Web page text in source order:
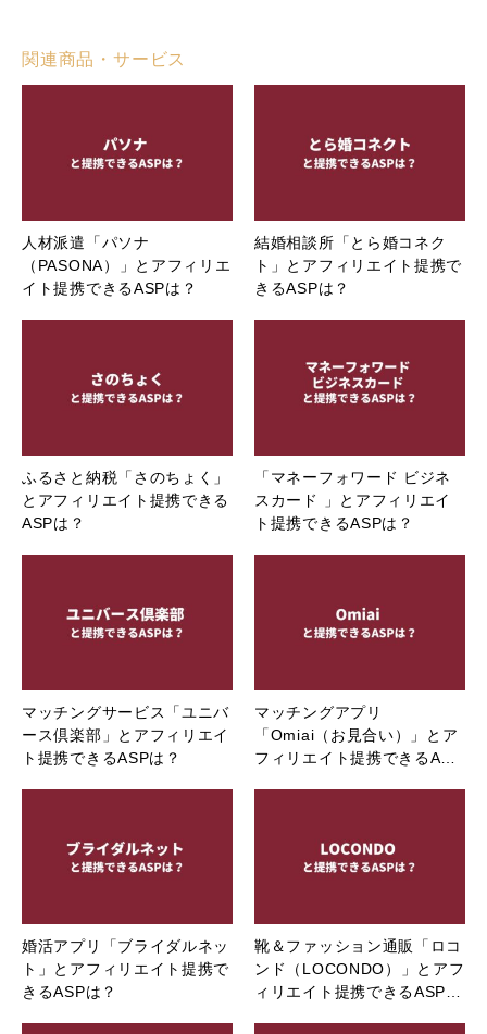
関連商品・サービス
人材派遣「パソナ
（PASONA）」とアフィリエ
イト提携できるASPは？
結婚相談所「とら婚コネク
ト」とアフィリエイト提携で
きるASPは？
ふるさと納税「さのちょく」
とアフィリエイト提携できる
ASPは？
「マネーフォワード ビジネ
スカード 」とアフィリエイ
ト提携できるASPは？
マッチングサービス「ユニバ
ース倶楽部」とアフィリエイ
ト提携できるASPは？
マッチングアプリ
「Omiai（お見合い）」とア
フィリエイト提携できるA…
婚活アプリ「ブライダルネッ
ト」とアフィリエイト提携で
きるASPは？
靴＆ファッション通販「ロコ
ンド（LOCONDO）」とアフ
ィリエイト提携できるASP…